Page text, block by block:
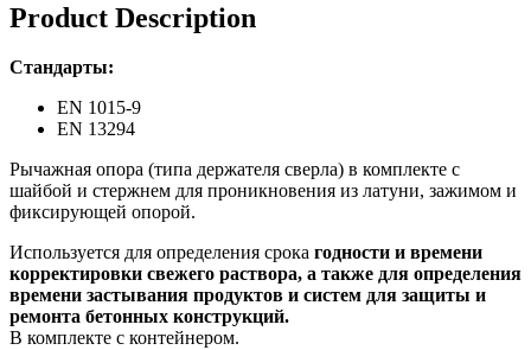
Product Description
Стандарты:
EN 1015-9
EN 13294
Рычажная опора (типа держателя сверла) в комплекте с
шайбой и стержнем для проникновения из латуни, зажимом и
фиксирующей опорой.
Используется для определения срока годности и времени
корректировки свежего раствора, а также для определения
времени застывания продуктов и систем для защиты и
ремонта бетонных конструкций.
В комплекте с контейнером.